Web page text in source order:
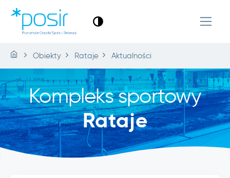
Obiekty Rataje Aktualności
Kompleks sportowy
Rataje